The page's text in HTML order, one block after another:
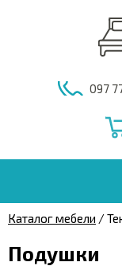
097
Каталог мебели /
Подушки